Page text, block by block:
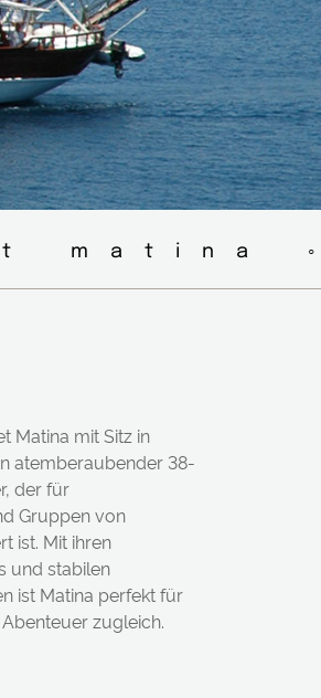
Matina mit Sitz in
atemberaubender 38-
der für
Gruppen von
ist. Mit ihren
und stabilen
ist Matina perfekt für
zugleich.